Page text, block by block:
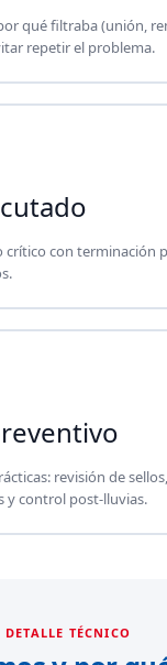
qué filtraba (unión,
repetir el problema.
con terminación
revisión de
y control post-lluvias.
DETALLE TÉCNICO